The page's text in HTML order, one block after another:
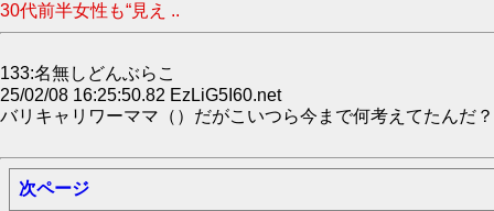
30代前半女性も“見え ..
133:名無しどんぶらこ
25/02/08 16:25:50.82 EzLiG5I60.net
バリキャリワーママ（）だがこいつら今まで何考えてたんだ
次ページ